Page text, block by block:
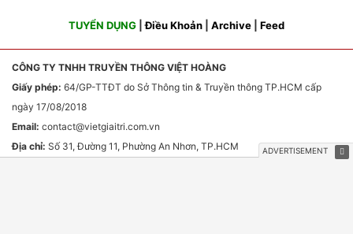
TUYỂN DỤNG |Điều Khoản Archive Feed
CÔNG TY TNHH TRUYỀN THÔNG VIỆT HOÀNG
Giấy phép: 64/GP-TTĐT do Sở Thông tin & Truyền thông TP.HCM cấp
ngày 17/08/2018
Email: contact@vietgiaitri.com.vn
Địa chỉ: Số 31, Đường 11, Phường An Nhơn, TP.HCM